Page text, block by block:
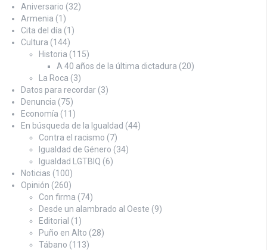
Aniversario (32)
Armenia (1)
Cita del día (1)
Cultura (144)
Historia (115)
A 40 años de la última dictadura (20)
La Roca (3)
Datos para recordar (3)
Denuncia (75)
Economía (11)
En búsqueda de la Igualdad (44)
Contra el racismo (7)
Igualdad de Género (34)
Igualdad LGTBIQ (6)
Noticias (100)
Opinión (260)
Con firma (74)
Desde un alambrado al Oeste (9)
Editorial (1)
Puño en Alto (28)
Tábano (113)